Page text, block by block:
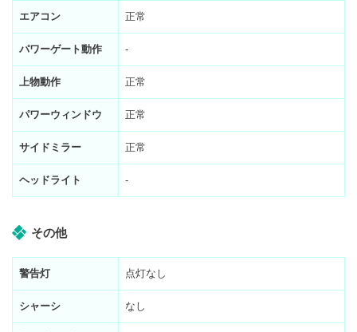
エアコン 正常
パワーゲート動作 -
上物動作 正常
パワーウィンドウ 正常
サイドミラー 正常
ヘッドライト -
その他
警告灯 点灯なし
シャーシ なし